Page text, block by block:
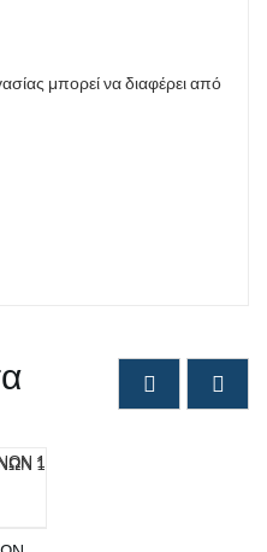
μπορεί να διαφέρει από